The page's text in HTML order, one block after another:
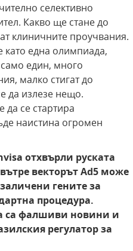
селективно
Какво ще стане до
клиничните проучвания.
като една олимпиада,
един, много
малко стигат до
да излезе нещо.
се стартира
наистина огромен
отхвърли руската
векторътAd5 може
гените за
процедура.
са фалшиви новини и
регулатор за